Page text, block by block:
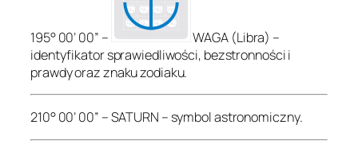
195° 00’ 00” –
WAGA (Libra) –
identyfikator sprawiedliwości, bezstronności i
prawdy oraz znaku zodiaku.
210° 00’ 00” – SATURN – symbol astronomiczny.